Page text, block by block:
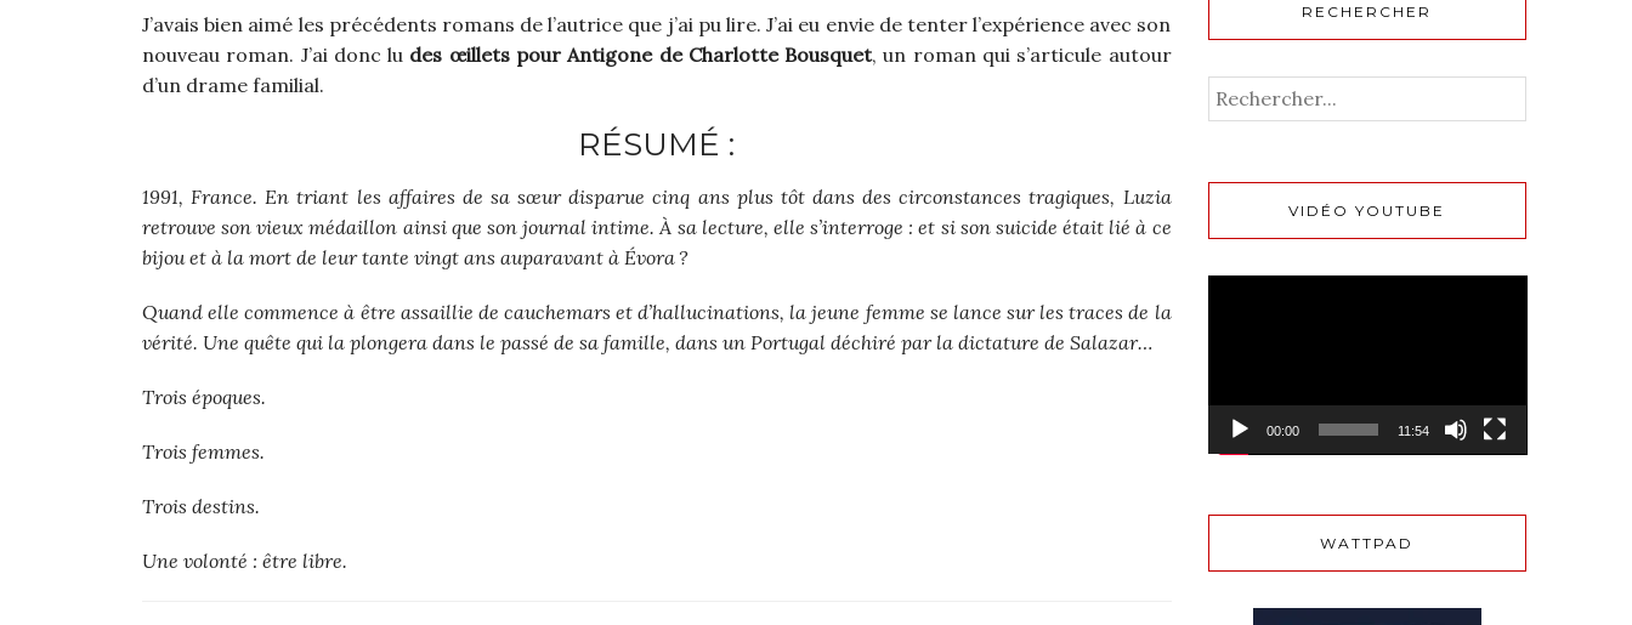
J’avais bien aimé les précédents romans de l’autrice que j’ai pu lire. J’ai eu envie de tenter l’expérience avec son
nouveau roman. J’ai donc lu des œillets pour Antigone de Charlotte Bousquet, un roman qui s’articule autour
d’un drame familial.
RÉSUMÉ :
1991, France. En triant les affaires de sa sœur disparue cinq ans plus tôt dans des circonstances tragiques, Luzia
retrouve son vieux médaillon ainsi que son journal intime. À sa lecture, elle s’interroge : et si son suicide était lié à ce
bijou et à la mort de leur tante vingt ans auparavant à Évora ?
Quand elle commence à être assaillie de cauchemars et d’hallucinations, la jeune femme se lance sur les traces de la
vérité. Une quête qui la plongera dans le passé de sa famille, dans un Portugal déchiré par la dictature de Salazar…
Trois époques.
Trois femmes.
Trois destins.
Une volonté : être libre.
RECHERCHER
VIDÉO YOUTUBE
00:00 11:54
WATTPAD